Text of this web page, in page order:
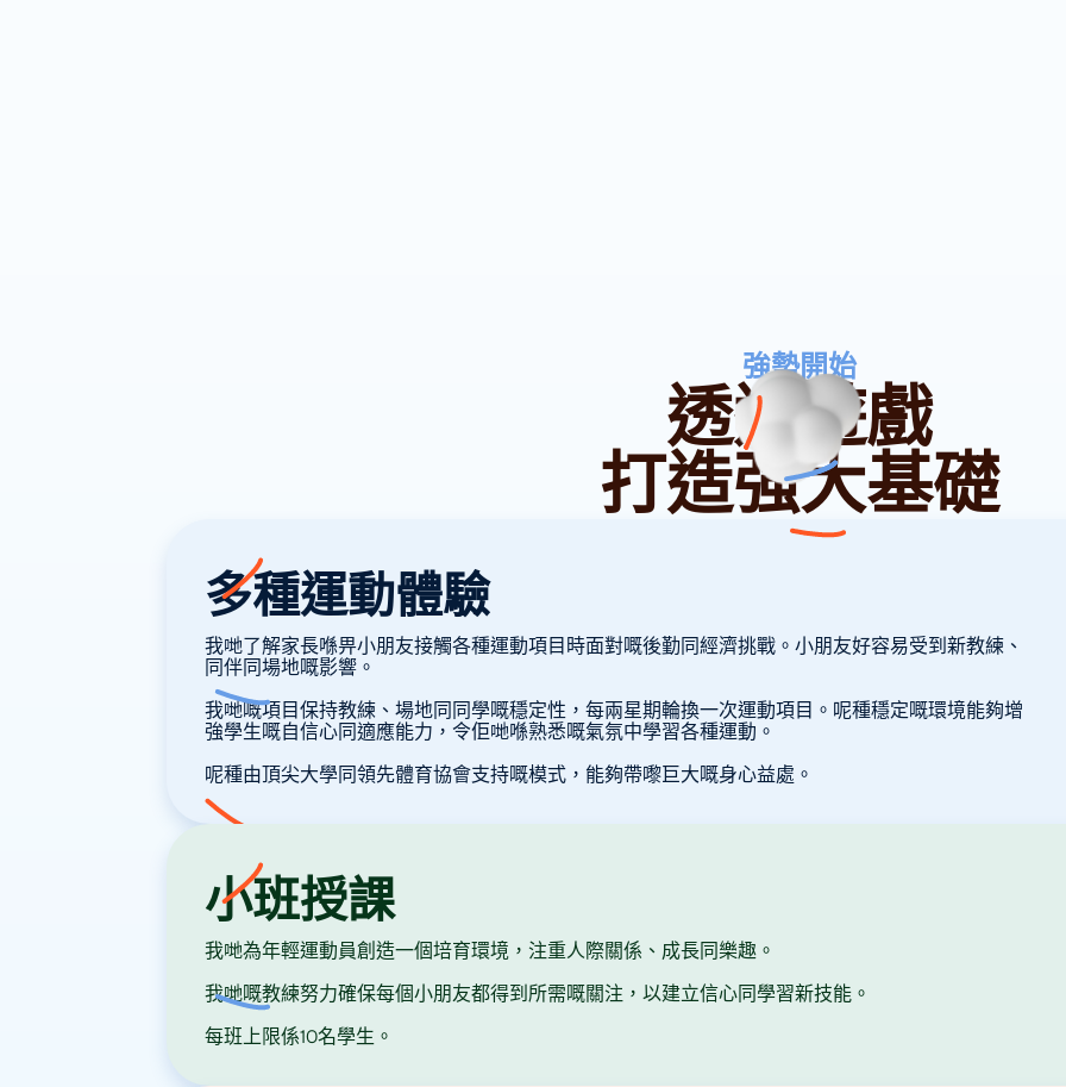
‍強勢開始
透過遊戲
打造強大基礎
多種運動體驗
我哋了解家長喺畀小朋友接觸各種運動項目時面對嘅後勤同經濟挑戰。小朋友好容易受到新教練、
同伴同場地嘅影響。
我哋嘅項目保持教練、場地同同學嘅穩定性，每兩星期輪換一次運動項目。呢種穩定嘅環境能夠增
強學生嘅自信心同適應能力，令佢哋喺熟悉嘅氣氛中學習各種運動。
呢種由頂尖大學同領先體育協會支持嘅模式，能夠帶嚟巨大嘅身心益處。
小班授課
我哋為年輕運動員創造一個培育環境，注重人際關係、成長同樂趣。
我哋嘅教練努力確保每個小朋友都得到所需嘅關注，以建立信心同學習新技能。
每班上限係10名學生。